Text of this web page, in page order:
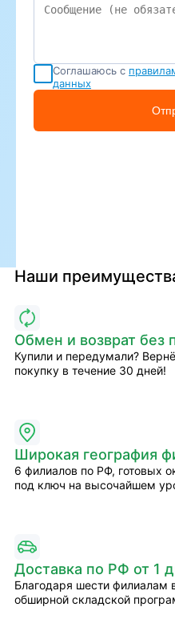
Соглашаюсь с
данных
Наши
Обмен и возврат без
Купили и передумали?
покупку в течение 30 дней!
Широкая география
6 филиалов по РФ, готовых
под ключ на высочайшем
Доставка по РФ от 1
Благодаря шести филиалам
обширной складской